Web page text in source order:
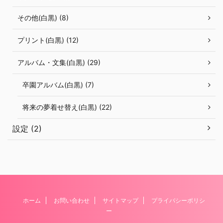
その他(白黒) (8)
プリント(白黒) (12)
アルバム・文集(白黒) (29)
卒園アルバム(白黒) (7)
将来の夢着せ替え(白黒) (22)
設定 (2)
ホーム お問い合わせ サイトマップ
プライバシーポリシ
ー